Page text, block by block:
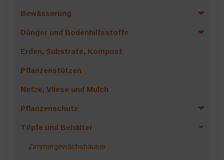
Bewässerung
Dünger und Bodenhilfsstoffe
Erden, Substrate, Kompost
Pflanzenstützen
Netze, Vliese und Mulch
Pflanzenschutz
Töpfe und Behälter
Zimmergewächshäuser